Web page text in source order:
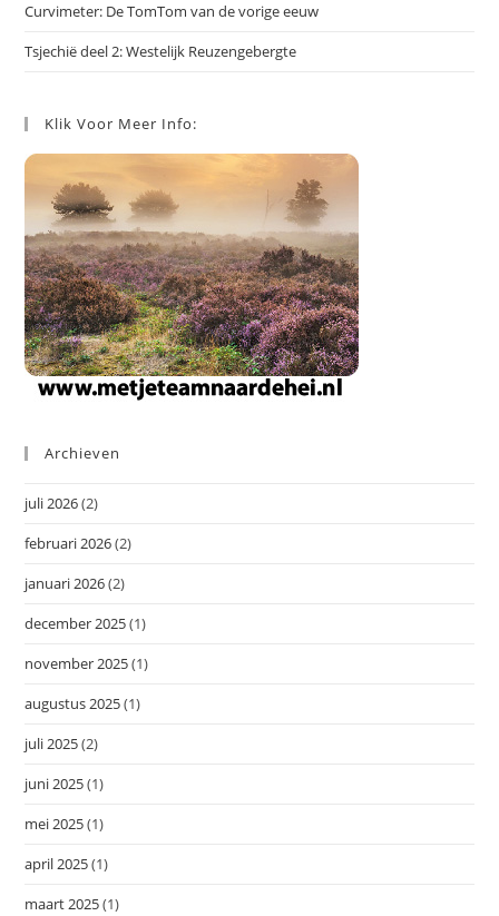
Curvimeter: De TomTom van de vorige eeuw
Tsjechië deel 2: Westelijk Reuzengebergte
Klik Voor Meer Info:
Archieven
juli 2026(2)
februari 2026(2)
januari 2026(2)
december 2025(1)
november 2025(1)
augustus 2025(1)
juli 2025(2)
juni 2025(1)
mei 2025(1)
april 2025(1)
maart 2025(1)